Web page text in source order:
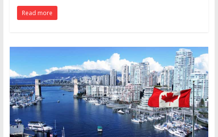
Read more